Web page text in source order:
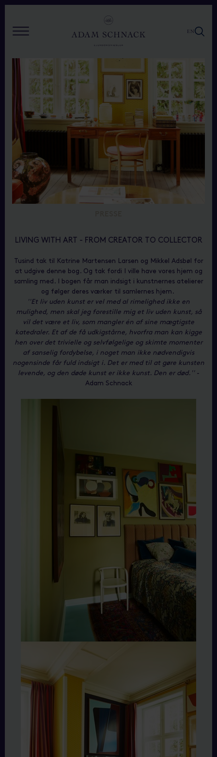
EN
LIVING WITH ART - FROM CREATOR TO COLLECTOR
Tusind tak til Katrine Martensen Larsen og Mikkel Adsbøl for
at udgive denne bog. Og tak fordi I ville have vores hjem og
samling med. I bogen får man indsigt i kunstnernes atelierer
og følger deres værker til samlernes hjem.
''Et liv uden kunst er vel med al rimelighed ikke en
mulighed, men skal jeg forestille mig et liv uden kunst, så
vil det være et liv, som mangler én af sine mægtigste
katedraler. Et af de få udkigstårne, hvorfra man kan kigge
hen over det trivielle og selvfølgelige og skimte momenter
af sanselig fordybelse, i noget man ikke nødvendigvis
nogensinde får fuld indsigt i. Det er med til at gøre kunsten
levende, og den døde kunst er ikke kunst. Den er død.''-
Adam Schnack